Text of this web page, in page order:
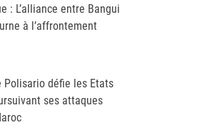
: L’alliance entre Bangui
à l’affrontement
Polisario défie les Etats
ses attaques